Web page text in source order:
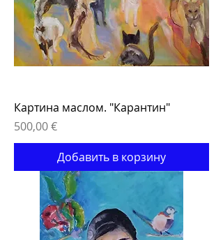
Картина маслом. "Карантин"
Цена
500,00 €
Добавить в корзину